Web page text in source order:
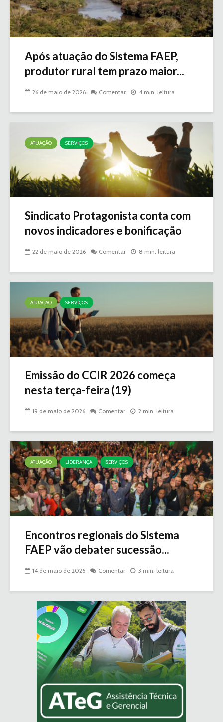
Após atuação do Sistema FAEP,
produtor rural tem prazo maior...
26 de maio de 2026 Comentar 4 min. leitura
ATUAÇÃO SERVIÇOS
Sindicato Protagonista conta com
novos indicadores e bonificação
22 de maio de 2026 Comentar 8 min. leitura
ATUAÇÃO SERVIÇOS
Emissão do CCIR 2026 começa
nesta terça-feira (19)
19 de maio de 2026 Comentar 2 min. leitura
ATUAÇÃO LIDERANÇA SERVIÇOS
Encontros regionais do Sistema
FAEP vão debater sucessão...
14 de maio de 2026 Comentar 3 min. leitura